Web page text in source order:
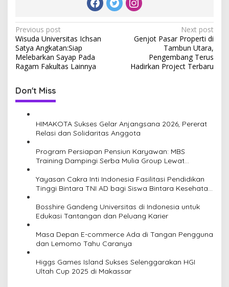
P
o
s
t
n
a
Previous post
Wisuda Universitas Ichsan
Satya Angkatan:Siap
Melebarkan Sayap Pada
Ragam Fakultas Lainnya
Next post
Genjot Pasar Properti di
Tambun Utara,
Pengembang Terus
Hadirkan Project Terbaru
Don't Miss
HIMAKOTA Sukses Gelar Anjangsana 2026, Pererat
Relasi dan Solidaritas Anggota
Program Persiapan Pensiun Karyawan: MBS
Training Dampingi Serba Mulia Group Lewat
Yayasan Cakra Inti Indonesia Fasilitasi Pendidikan
Tinggi Bintara TNI AD bagi Siswa Bintara Kesehatan
Bosshire Gandeng Universitas di Indonesia untuk
Edukasi Tantangan dan Peluang Karier
Masa Depan E-commerce Ada di Tangan Pengguna
dan Lemomo Tahu Caranya
Higgs Games Island Sukses Selenggarakan HGI
Ultah Cup 2025 di Makassar